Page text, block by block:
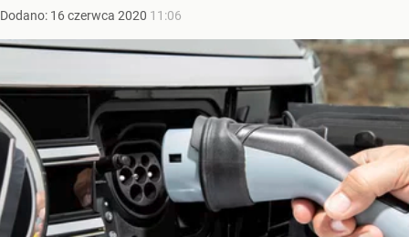
Dodano: 16czerwca 2020 11:06